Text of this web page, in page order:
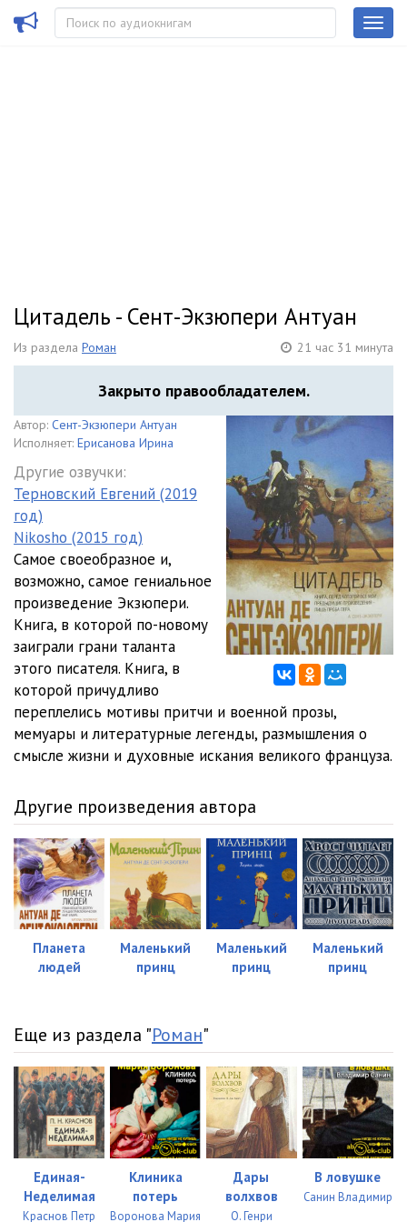
Цитадель - Сент-Экзюпери Антуан
Из раздела Роман 21 час 31 минута
Закрыто правообладателем.
Автор: Сент-Экзюпери Антуан
Исполняет: Ерисанова Ирина
Другие озвучки:
Терновский Евгений (2019
год)
Nikosho (2015 год)
Самое своеобразное и,
возможно, самое гениальное
произведение Экзюпери.
Книга, в которой по-новому
заиграли грани таланта
этого писателя. Книга, в
которой причудливо
переплелись мотивы притчи и военной прозы,
мемуары и литературные легенды, размышления о
смысле жизни и духовные искания великого француза.
Другие произведения автора
Планета
людей
Маленький
принц
Маленький
принц
Маленький
принц
Еще из раздела "Роман"
Единая-
Неделимая
Краснов Петр
Клиника
потерь
Воронова Мария
Дары
волхвов
О. Генри
В ловушке
Санин Владимир